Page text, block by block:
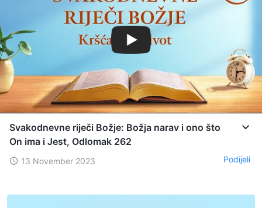
Svakodnevne riječi Božje: Božja narav i ono što
On ima i Jest, Odlomak 262
13 November 2023 Podijeli